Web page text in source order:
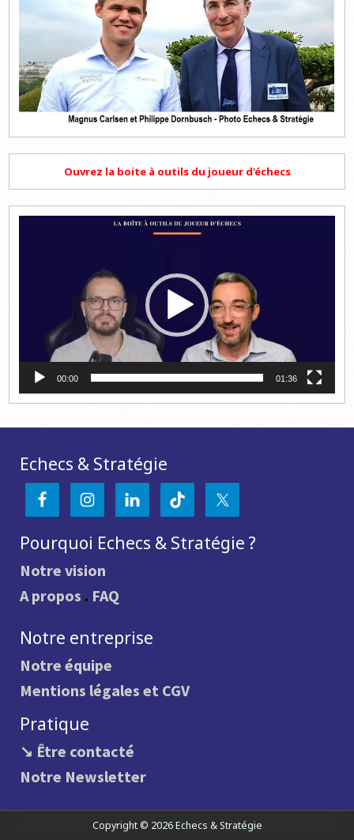
Ouvrez la boite à outils du joueur d'échecs
00:00 01:36
Echecs & Stratégie
Pourquoi Echecs & Stratégie ?
Notre vision
A propos . FAQ
Notre entreprise
Notre équipe
Mentions légales et CGV
Pratique
↘ Être contacté
Notre Newsletter
Copyright © 2026 Echecs & Stratégie